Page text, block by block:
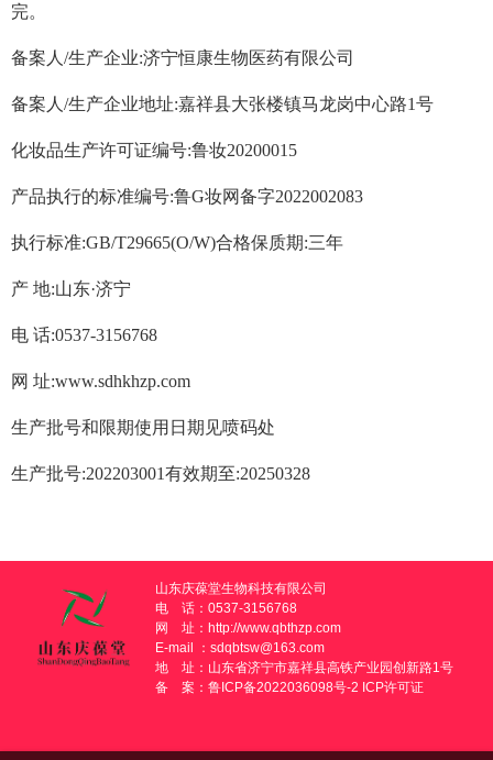
完。
备案人/生产企业:济宁恒康生物医药有限公司
备案人/生产企业地址:嘉祥县大张楼镇马龙岗中心路1号
化妆品生产许可证编号:鲁妆20200015
产品执行的标准编号:鲁G妆网备字2022002083
执行标准:GB/T29665(O/W)合格保质期:三年
产 地:山东·济宁
电 话:0537-3156768
网 址:www.sdhkhzp.com
生产批号和限期使用日期见喷码处
生产批号:202203001有效期至:20250328
山东庆葆堂生物科技有限公司
电 话：0537-3156768
网 址：http://www.qbthzp.com
E-mail ：sdqbtsw@163.com
地 址：山东省济宁市嘉祥县高铁产业园创新路1号
备 案：鲁ICP备2022036098号-2 ICP许可证